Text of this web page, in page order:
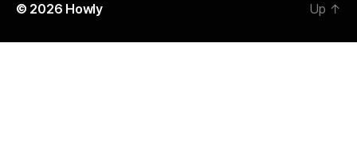
© 2026 Howly Up ↑